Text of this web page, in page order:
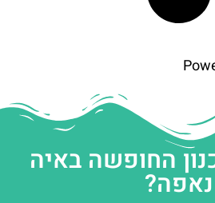
החופשה באיה
נאפה?